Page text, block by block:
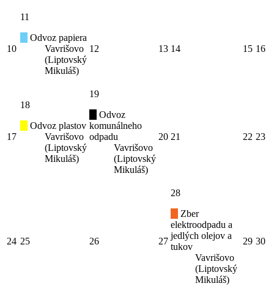
10
11
Odvoz papiera
Vavrišovo
(Liptovský
Mikuláš)
12 13 14 15 16
17
18
Odvoz plastov
Vavrišovo
(Liptovský
Mikuláš)
19
Odvoz
komunálneho
odpadu
Vavrišovo
(Liptovský
Mikuláš)
20 21 22 23
24 25 26 27
28
Zber
elektroodpadu a
jedlých olejov a
tukov
Vavrišovo
(Liptovský
Mikuláš)
29 30